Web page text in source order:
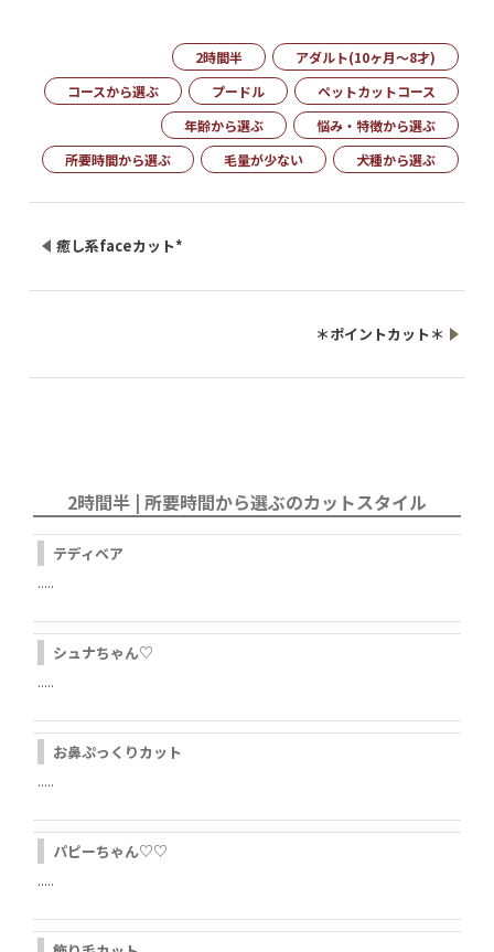
2時間半
アダルト(10ヶ月～8才)
コースから選ぶ
プードル
ペットカットコース
年齢から選ぶ
悩み・特徴から選ぶ
所要時間から選ぶ
毛量が少ない 犬種から選ぶ
癒し系faceカット*
＊ポイントカット＊
2時間半 | 所要時間から選ぶのカットスタイル
テディベア
.....
シュナちゃん♡
.....
お鼻ぷっくりカット
.....
パピーちゃん♡♡
.....